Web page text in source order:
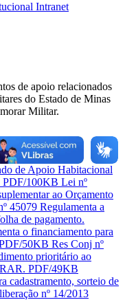
Intranet
de apoio relacionados
do Estado de Minas
Militar.
de Apoio Habitacional
PDF/100KB Lei nº
ao Orçamento
45079 Regulamenta a
de pagamento.
o financiamento para
50KB Res Conj nº
prioritário ao
PDF/49KB
cadastramento, sorteio de
nº 14/2013